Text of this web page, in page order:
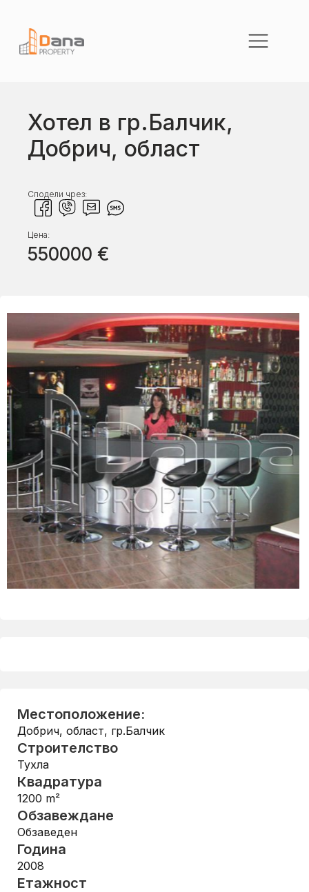
Хотел в гр.Балчик,
Добрич, област
Сподели чрез:
Цена:
550000 €
Местоположение:
Добрич, област, гр.Балчик
Строителство
Тухла
Квадратура
1200 m²
Обзавеждане
Обзаведен
Година
2008
Етажност